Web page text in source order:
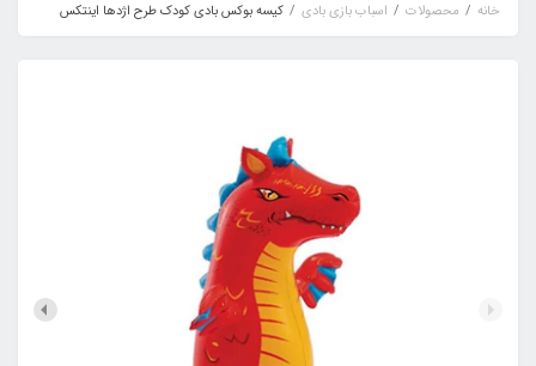
خانه محصولات اسباب بازی بادی کیسه بوکس بادی کودک طرح اژدها اینتکس